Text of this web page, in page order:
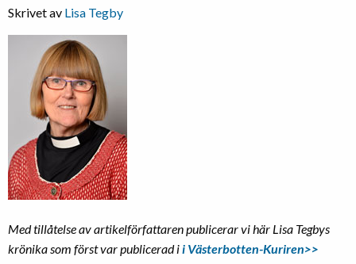
Skrivet av Lisa Tegby
Med tillåtelse av artikelförfattaren publicerar vi här Lisa Tegbys
krönika som först var publicerad ii Västerbotten-Kuriren>>